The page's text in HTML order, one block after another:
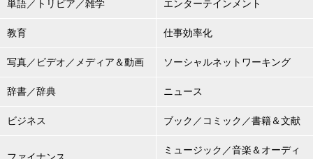
単語／トリビア／雑学 エンターテインメント
教育 仕事効率化
写真／ビデオ／メディア＆動画 ソーシャルネットワーキング
辞書／辞典 ニュース
ビジネス ブック／コミック／書籍＆文献
ミュージック／音楽＆オーディ